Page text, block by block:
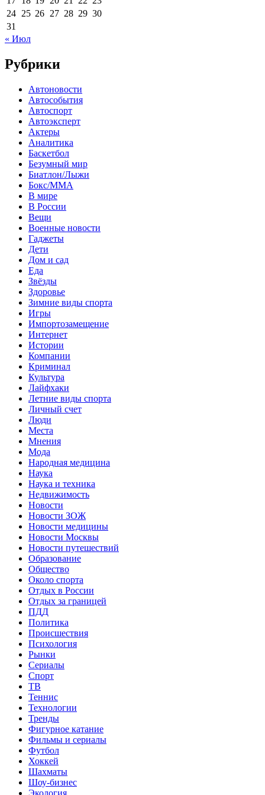
24 25 26 27 28 29 30
31
« Июл
Рубрики
Автоновости
Автособытия
Автоспорт
Автоэксперт
Актеры
Аналитика
Баскетбол
Безумный мир
Биатлон/Лыжи
Бокс/MMA
В мире
В России
Вещи
Военные новости
Гаджеты
Дети
Дом и сад
Еда
Звёзды
Здоровье
Зимние виды спорта
Игры
Импортозамещение
Интернет
Истории
Компании
Криминал
Культура
Лайфхаки
Летние виды спорта
Личный счет
Люди
Места
Мнения
Мода
Народная медицина
Наука
Наука и техника
Недвижимость
Новости
Новости ЗОЖ
Новости медицины
Новости Москвы
Новости путешествий
Образование
Общество
Около спорта
Отдых в России
Отдых за границей
ПДД
Политика
Происшествия
Психология
Рынки
Сериалы
Спорт
ТВ
Теннис
Технологии
Тренды
Фигурное катание
Фильмы и сериалы
Футбол
Хоккей
Шахматы
Шоу-бизнес
Экология